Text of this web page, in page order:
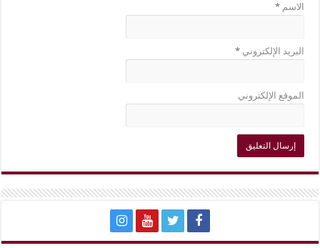
الاسم*
البريد الإلكتروني*
الموقع الإلكتروني